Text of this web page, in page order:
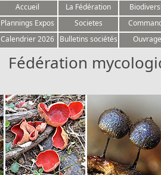
Accueil La Fédération
Plannings Expos
Societes
Calendrier 2026 Bulletins sociétés
Fédération